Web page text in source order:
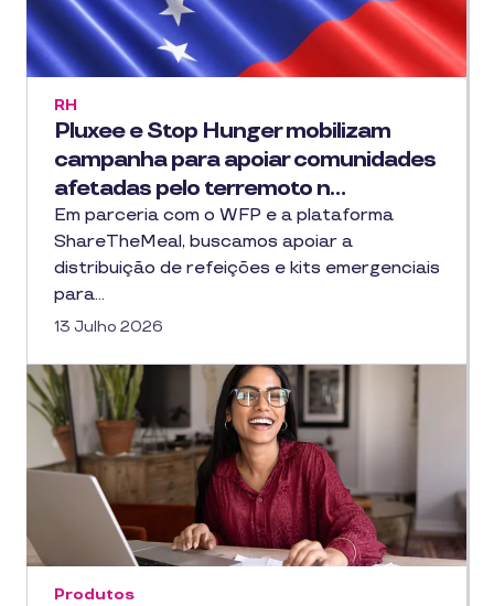
Pluxee e Stop Hunger mobilizam
campanha para apoiar comunidades
afetadas pelo terremoto n…
RH
Em parceria com o WFP e a plataforma
ShareTheMeal, buscamos apoiar a
distribuição de refeições e kits emergenciais
para…
13 Julho 2026
Produtos